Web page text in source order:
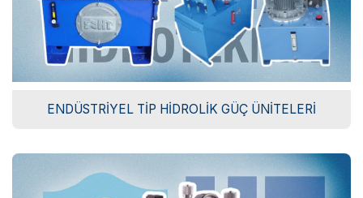
ENDÜSTRIYEL TIP HIDROLIK GÜÇ ÜNITELERI